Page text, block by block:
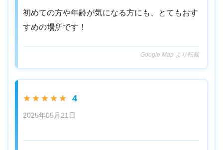
初めての方や年齢が気になる方にも、とてもおす
すめの場所です！
Google Map より転載
★★★★★ 4
2025年05月21日